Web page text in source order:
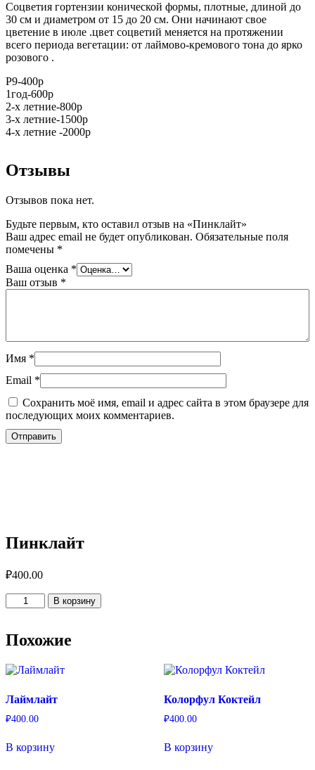
Соцветия гортензии конической формы, плотные, длиной до
30 см и диаметром от 15 до 20 см. Они начинают свое
цветение в июле .цвет соцветий меняется на протяжении
всего периода вегетации: от лаймово-кремового тона до ярко
розового .
Р9-400р
1год-600р
2-х летние-800р
3-х летние-1500р
4-х летние -2000р
Отзывы
Отзывов пока нет.
Будьте первым, кто оставил отзыв на «Пинклайт»
Ваш адрес email не будет опубликован. Обязательные поля
помечены *
Ваша оценка *
Ваш отзыв *
Имя *
Email *
Сохранить моё имя, email и адрес сайта в этом браузере для
последующих моих комментариев.
Пинклайт
₽400.00
Количество
товара
В корзину
Похожие
Лаймлайт
₽400.00
В корзину
Колорфул Коктейл
₽400.00
В корзину